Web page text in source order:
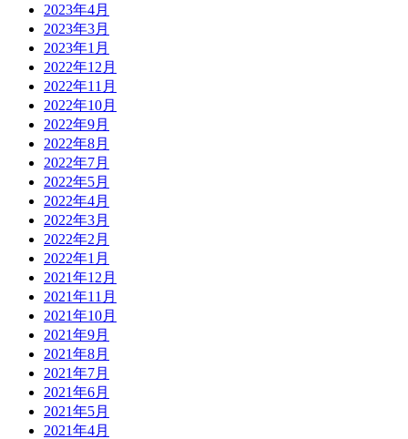
2023年4月
2023年3月
2023年1月
2022年12月
2022年11月
2022年10月
2022年9月
2022年8月
2022年7月
2022年5月
2022年4月
2022年3月
2022年2月
2022年1月
2021年12月
2021年11月
2021年10月
2021年9月
2021年8月
2021年7月
2021年6月
2021年5月
2021年4月